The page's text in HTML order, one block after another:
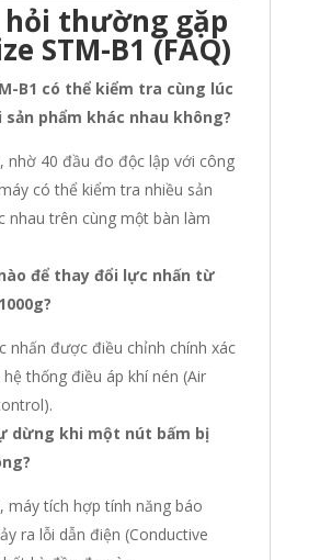
hỏi thường gặp
STM-B1 (FAQ)
B1 có thể kiểm tra cùng lúc
sản phẩm khác nhau không?
nhờ 40 đầu đo độc lập với công
có thể kiểm tra nhiều sản
nhau trên cùng một bàn làm
để thay đổi lực nhấn từ
nhấn được điều chỉnh chính xác
thống điều áp khí nén (Air
dừng khi một nút bấm bị
máy tích hợp tính năng báo
ra lỗi dẫn điện (Conductive